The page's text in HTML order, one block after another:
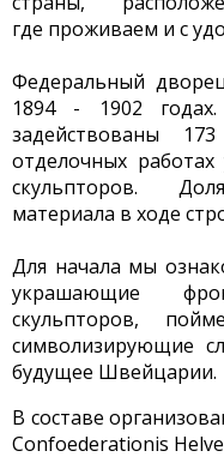
где проживаем и с
Федеральный
1894 - 1902
задействованы
отделочных
скульпторов.
материала в ходе
Для начала мы
украшающие
скульпторов,
символизирующие
будущее Швейцарии.
В составе
Confoederationis